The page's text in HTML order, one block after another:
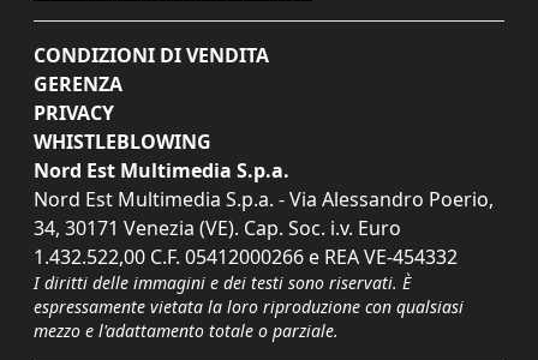
CONDIZIONI DI VENDITA
GERENZA
PRIVACY
WHISTLEBLOWING
Nord Est Multimedia S.p.a.
Nord Est Multimedia S.p.a. - Via Alessandro Poerio,
34, 30171 Venezia (VE). Cap. Soc. i.v. Euro
1.432.522,00 C.F. 05412000266 e REA VE-454332
I diritti delle immagini e dei testi sono riservati. È
espressamente vietata la loro riproduzione con qualsiasi
mezzo e l'adattamento totale o parziale.